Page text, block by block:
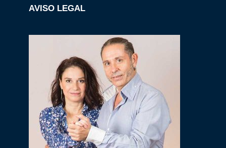
AVISO LEGAL